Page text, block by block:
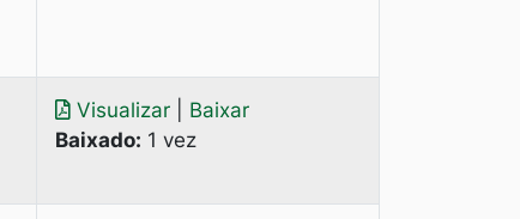
Visualizar
Baixar
Baixado: 1 vez